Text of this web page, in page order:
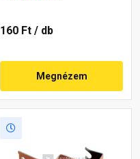
160 Ft / db
Megnézem